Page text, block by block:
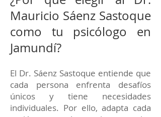
Mauricio Sáenz Sastoque
como tu psicólogo en
Jamundí?
El Dr. Sáenz Sastoque entiende que
cada persona enfrenta desafíos
únicos y tiene necesidades
individuales. Por ello, adapta cada